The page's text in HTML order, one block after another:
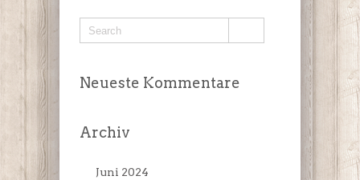
Neueste Kommentare
Archiv
Juni 2024